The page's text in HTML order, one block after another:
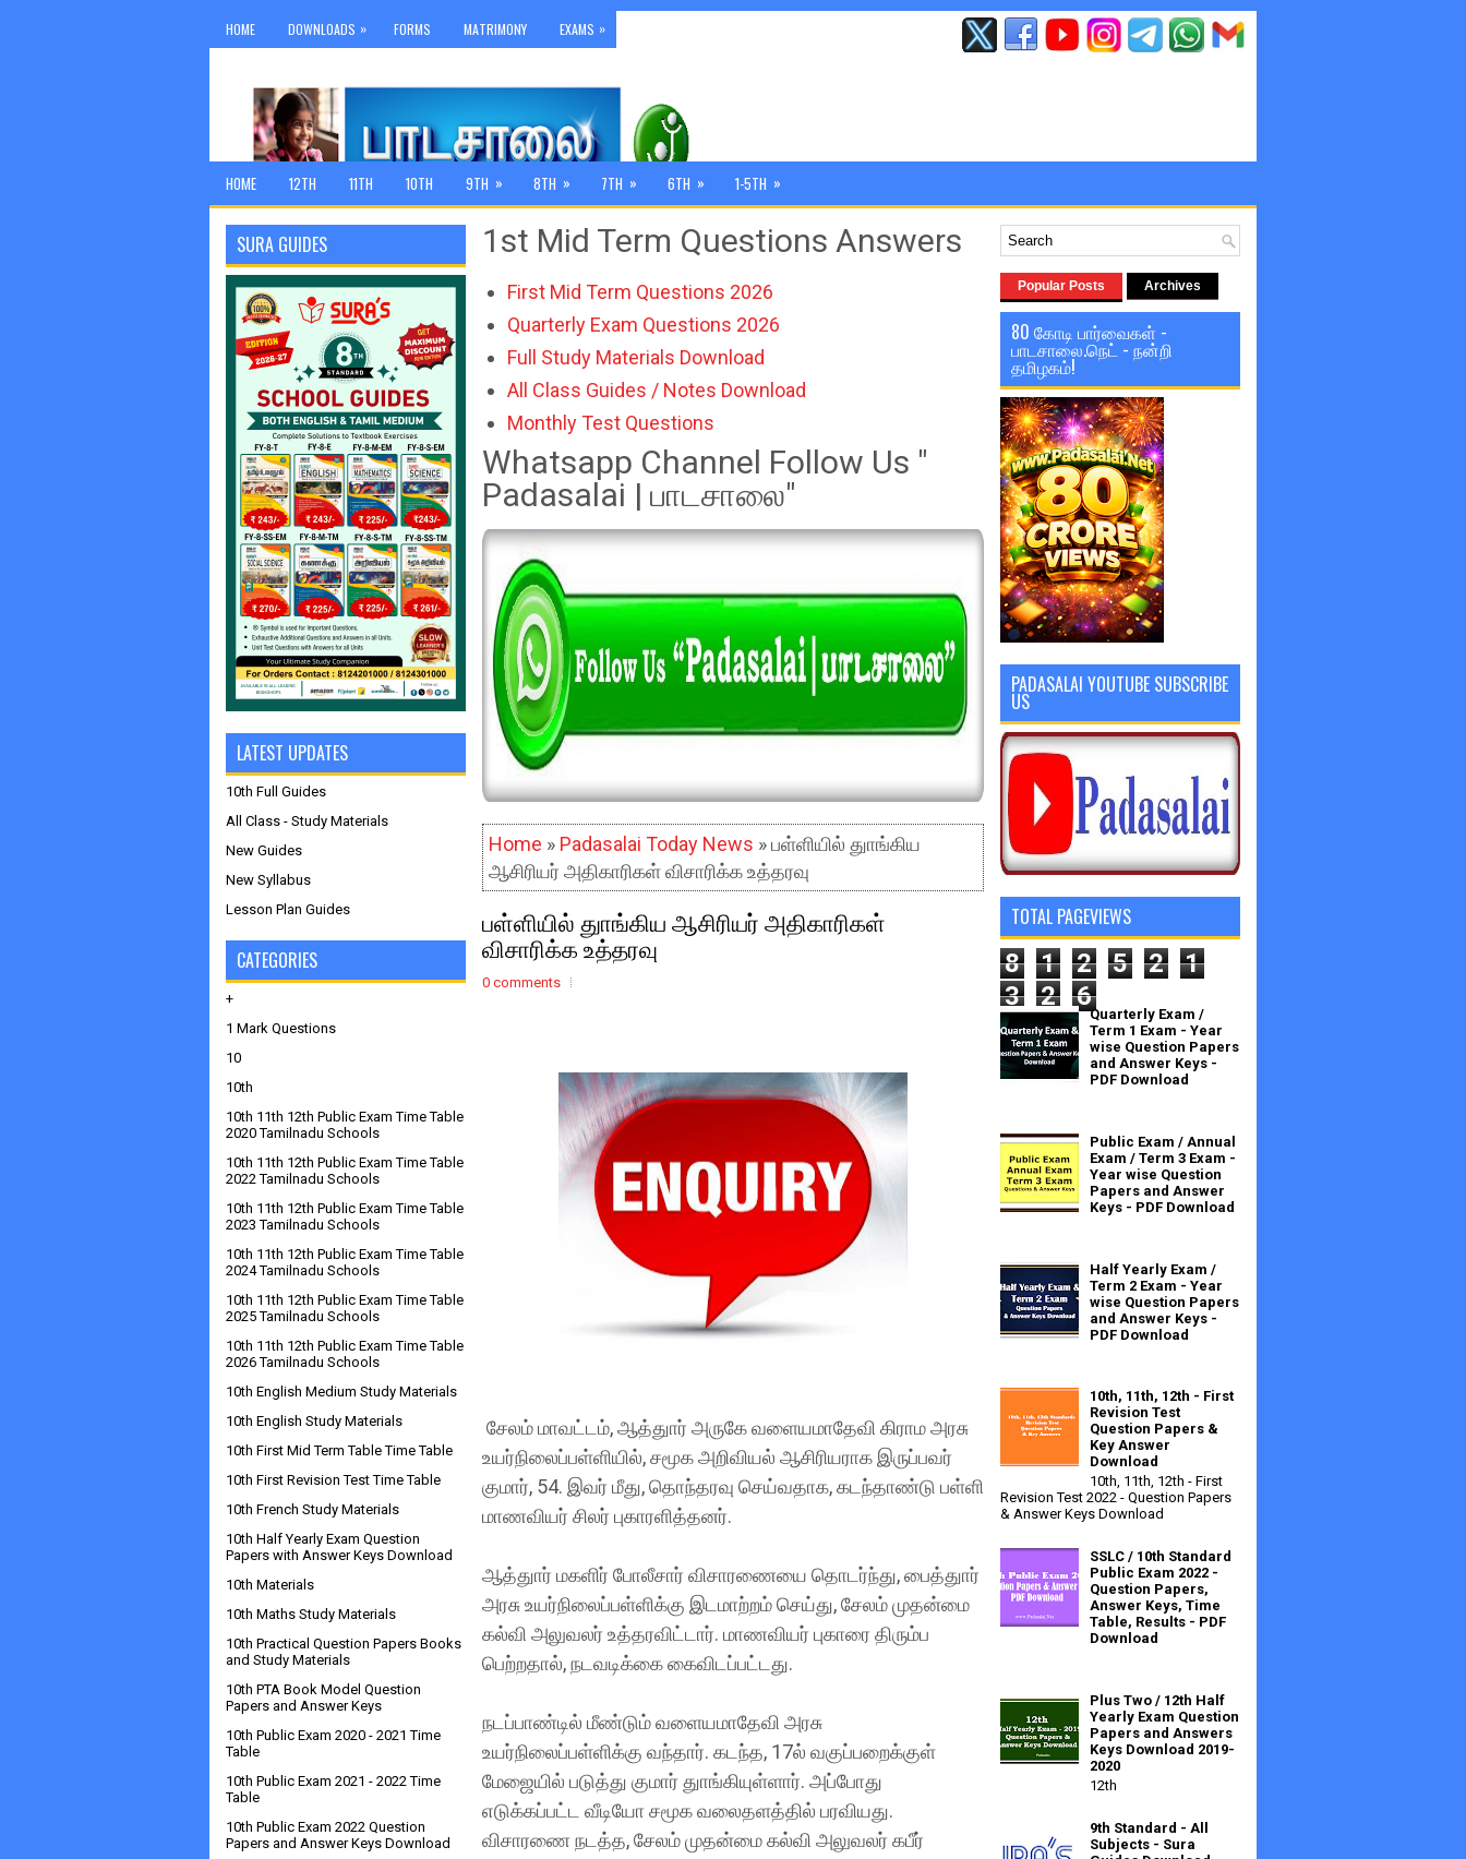
HOME DOWNLOADS » FORMS MATRIMONY EXAMS »
HOME 12TH 11TH 10TH 9TH » 8TH » 7TH » 6TH » 1-5TH »
1st Mid Term Questions Answers
First Mid Term Questions 2026
Quarterly Exam Questions 2026
Full Study Materials Download
All Class Guides / Notes Download
Monthly Test Questions
Whatsapp Channel Follow Us "
Padasalai | பாடசாலை"
Home » Padasalai Today News » பள்ளியில் துாங்கிய
ஆசிரியர் அதிகாரிகள் விசாரிக்க உத்தரவு
பள்ளியில் துாங்கிய ஆசிரியர் அதிகாரிகள்
விசாரிக்க உத்தரவு
0 comments
சேலம் மாவட்டம், ஆத்துார் அருகே வளையமாதேவி கிராம அரசு
உயர்நிலைப்பள்ளியில், சமூக அறிவியல் ஆசிரியராக இருப்பவர்
குமார், 54. இவர் மீது, தொந்தரவு செய்வதாக, கடந்தாண்டு பள்ளி
மாணவியர் சிலர் புகாரளித்தனர்.
ஆத்துார் மகளிர் போலீசார் விசாரணையை தொடர்ந்து, பைத்துார்
அரசு உயர்நிலைப்பள்ளிக்கு இடமாற்றம் செய்து, சேலம் முதன்மை
கல்வி அலுவலர் உத்தரவிட்டார். மாணவியர் புகாரை திரும்ப
பெற்றதால், நடவடிக்கை கைவிடப்பட்டது.
நடப்பாண்டில் மீண்டும் வளையமாதேவி அரசு
உயர்நிலைப்பள்ளிக்கு வந்தார். கடந்த, 17ல் வகுப்பறைக்குள்
மேஜையில் படுத்து குமார் துாங்கியுள்ளார். அப்போது
எடுக்கப்பட்ட வீடியோ சமூக வலைதளத்தில் பரவியது.
விசாரணை நடத்த, சேலம் முதன்மை கல்வி அலுவலர் கபீர்
SURA GUIDES
LATEST UPDATES
10th Full Guides
All Class - Study Materials
New Guides
New Syllabus
Lesson Plan Guides
CATEGORIES
+
1 Mark Questions
10
10th
10th 11th 12th Public Exam Time Table
2020 Tamilnadu Schools
10th 11th 12th Public Exam Time Table
2022 Tamilnadu Schools
10th 11th 12th Public Exam Time Table
2023 Tamilnadu Schools
10th 11th 12th Public Exam Time Table
2024 Tamilnadu Schools
10th 11th 12th Public Exam Time Table
2025 Tamilnadu Schools
10th 11th 12th Public Exam Time Table
2026 Tamilnadu Schools
10th English Medium Study Materials
10th English Study Materials
10th First Mid Term Table Time Table
10th First Revision Test Time Table
10th French Study Materials
10th Half Yearly Exam Question
Papers with Answer Keys Download
10th Materials
10th Maths Study Materials
10th Practical Question Papers Books
and Study Materials
10th PTA Book Model Question
Papers and Answer Keys
10th Public Exam 2020 - 2021 Time
Table
10th Public Exam 2021 - 2022 Time
Table
10th Public Exam 2022 Question
Papers and Answer Keys Download
Popular Posts Archives
80 கோடி பார்வைகள் -
பாடசாலை.நெட் - நன்றி
தமிழகம்!
PADASALAI YOUTUBE SUBSCRIBE
US
TOTAL PAGEVIEWS
8 1 2 5 2
1
3
2 6
Quarterly Exam /
Term 1 Exam - Year
wise Question Papers
and Answer Keys -
PDF Download
Public Exam / Annual
Exam / Term 3 Exam -
Year wise Question
Papers and Answer
Keys - PDF Download
Half Yearly Exam /
Term 2 Exam - Year
wise Question Papers
and Answer Keys -
PDF Download
10th, 11th, 12th - First
Revision Test
Question Papers &
Key Answer
Download
10th, 11th, 12th - First
Revision Test 2022 - Question Papers
& Answer Keys Download
SSLC / 10th Standard
Public Exam 2022 -
Question Papers,
Answer Keys, Time
Table, Results - PDF
Download
Plus Two / 12th Half
Yearly Exam Question
Papers and Answers
Keys Download 2019-
2020
12th
9th Standard - All
Subjects - Sura